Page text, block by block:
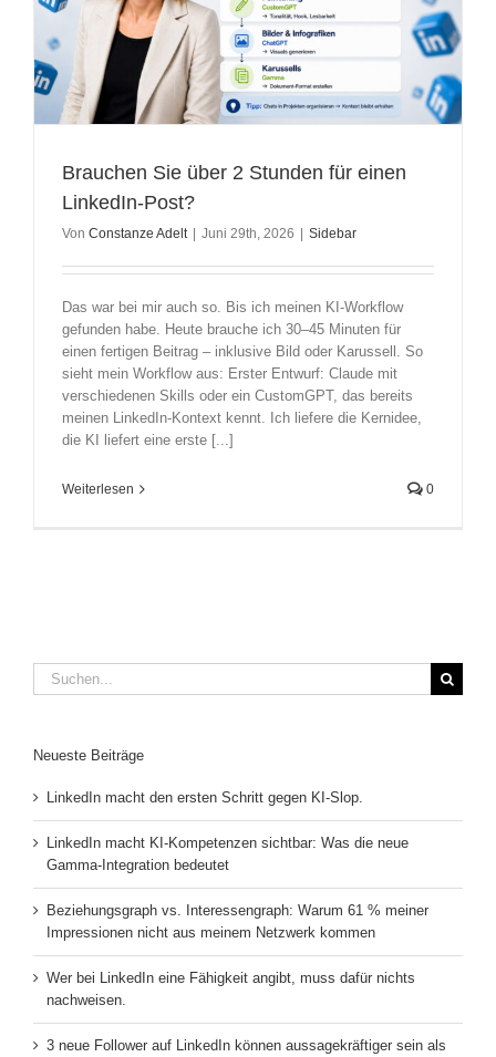
Brauchen Sie über 2 Stunden für einen
LinkedIn-Post?
Von Constanze Adelt Juni 29th, 2026 Sidebar
Das war bei mir auch so. Bis ich meinen KI-Workflow
gefunden habe. Heute brauche ich 30–45 Minuten für
einen fertigen Beitrag – inklusive Bild oder Karussell. So
sieht mein Workflow aus: Erster Entwurf: Claude mit
verschiedenen Skills oder ein CustomGPT, das bereits
meinen LinkedIn-Kontext kennt. Ich liefere die Kernidee,
die KI liefert eine erste [...]
Weiterlesen 0
Suche
nach:
Neueste Beiträge
LinkedIn macht den ersten Schritt gegen KI-Slop.
LinkedIn macht KI-Kompetenzen sichtbar: Was die neue
Gamma-Integration bedeutet
Beziehungsgraph vs. Interessengraph: Warum 61 % meiner
Impressionen nicht aus meinem Netzwerk kommen
Wer bei LinkedIn eine Fähigkeit angibt, muss dafür nichts
nachweisen.
3 neue Follower auf LinkedIn können aussagekräftiger sein als